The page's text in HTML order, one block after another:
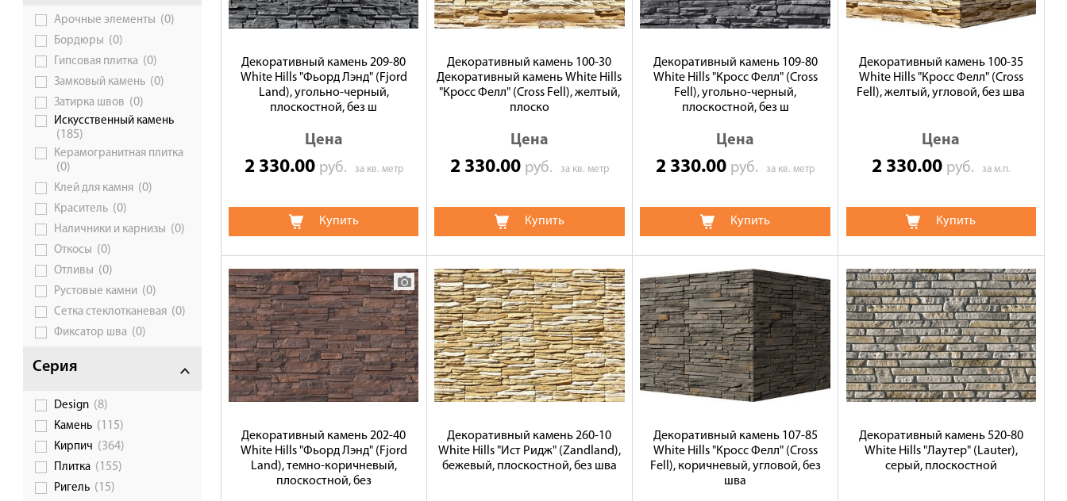
Галерея объектов
Контакты
Арочные элементы (0)
Бордюры (0)
Гипсовая плитка (0)
Замковый камень (0)
Затирка швов (0)
Искусственный камень
(185)
Керамогранитная плитка
(0)
Клей для камня (0)
Краситель (0)
Наличники и карнизы (0)
Откосы (0)
Отливы (0)
Рустовые камни (0)
Сетка стеклотканевая (0)
Фиксатор шва (0)
Серия
Design (8)
Камень (115)
Кирпич (364)
Плитка (155)
Ригель (15)
Декоративный камень 209-80
White Hills "Фьорд Лэнд" (Fjord
Land), угольно-черный,
плоскостной, без ш
Цена
2 330.00 руб. за кв. метр
Купить
Декоративный камень 100-30
Декоративный камень White Hills
"Кросс Фелл" (Cross Fell), желтый,
плоско
Цена
2 330.00 руб. за кв. метр
Купить
Декоративный камень 109-80
White Hills "Кросс Фелл" (Cross
Fell), угольно-черный,
плоскостной, без ш
Цена
2 330.00 руб.за кв. метр
Купить
Декоративный камень 100-35
White Hills "Кросс Фелл" (Cross
Fell), желтый, угловой, без шва
Цена
2 330.00 руб. за м.п.
Купить
Декоративный камень 202-40
White Hills "Фьорд Лэнд" (Fjord
Land), темно-коричневый,
плоскостной, без
Декоративный камень 260-10
White Hills "Ист Ридж" (Zandland),
бежевый, плоскостной, без шва
Декоративный камень 107-85
White Hills "Кросс Фелл" (Cross
Fell), коричневый, угловой, без
шва
Декоративный камень 520-80
White Hills "Лаутер" (Lauter),
серый, плоскостной